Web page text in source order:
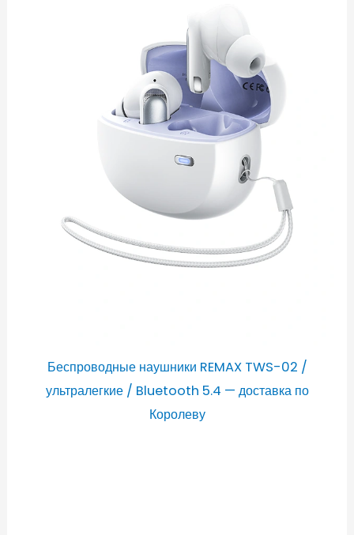
Беспроводные наушники REMAX TWS-02 /
ультралегкие / Bluetooth 5.4 — доставка по
Королеву